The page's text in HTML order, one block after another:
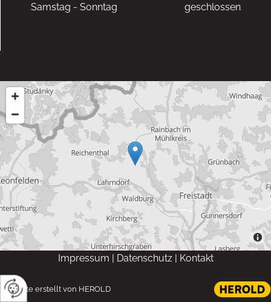
Samstag - Sonntag
geschlossen
Impressum | Datenschutz| Kontakt
Website erstellt von HEROLD